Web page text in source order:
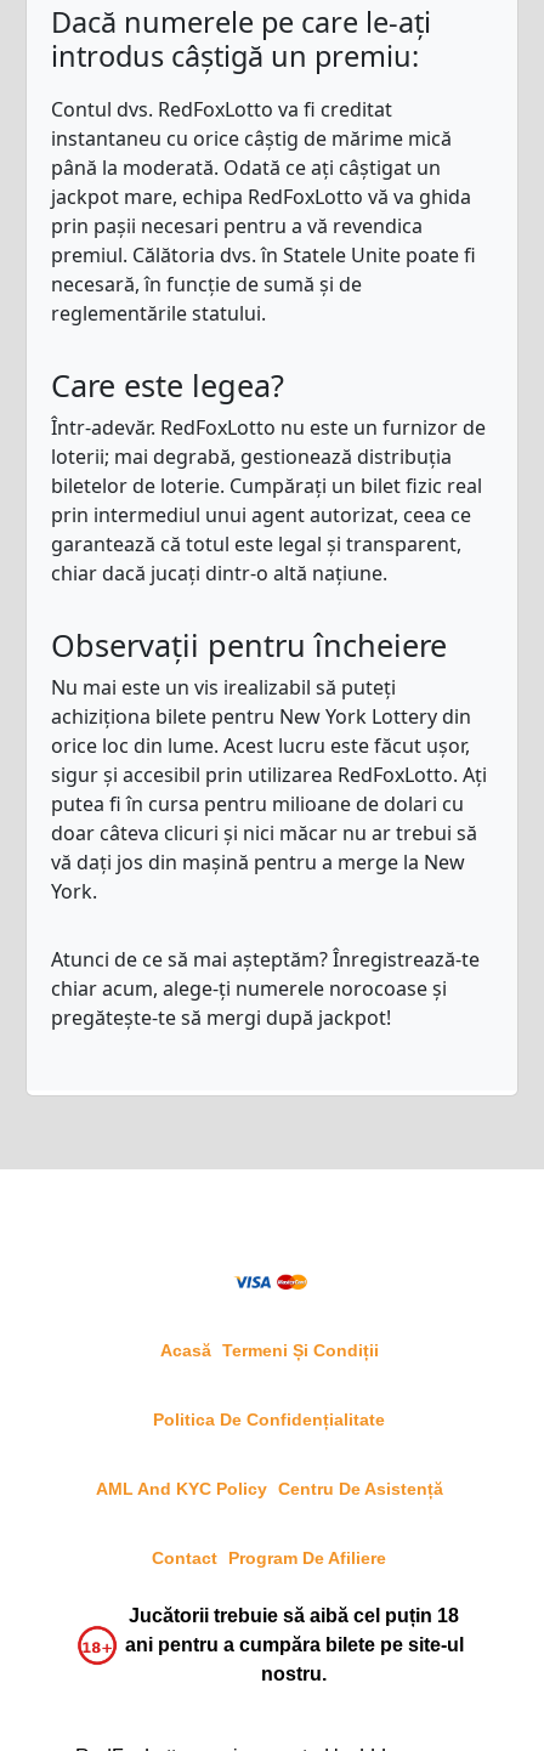
Dacă numerele pe care le-ați
introdus câștigă un premiu:
Contul dvs. RedFoxLotto va fi creditat
instantaneu cu orice câștig de mărime mică
până la moderată. Odată ce ați câștigat un
jackpot mare, echipa RedFoxLotto vă va ghida
prin pașii necesari pentru a vă revendica
premiul. Călătoria dvs. în Statele Unite poate fi
necesară, în funcție de sumă și de
reglementările statului.
Care este legea?
Într-adevăr. RedFoxLotto nu este un furnizor de
loterii; mai degrabă, gestionează distribuția
biletelor de loterie. Cumpărați un bilet fizic real
prin intermediul unui agent autorizat, ceea ce
garantează că totul este legal și transparent,
chiar dacă jucați dintr-o altă națiune.
Observații pentru încheiere
Nu mai este un vis irealizabil să puteți
achiziționa bilete pentru New York Lottery din
orice loc din lume. Acest lucru este făcut ușor,
sigur și accesibil prin utilizarea RedFoxLotto. Ați
putea fi în cursa pentru milioane de dolari cu
doar câteva clicuri și nici măcar nu ar trebui să
vă dați jos din mașină pentru a merge la New
York.
Atunci de ce să mai așteptăm? Înregistrează-te
chiar acum, alege-ți numerele norocoase și
pregătește-te să mergi după jackpot!
Acasă Termeni Și Condiții
Politica De Confidențialitate
AML And KYC Policy Centru De Asistență
Contact Program De Afiliere
Jucătorii trebuie să aibă cel puțin 18
ani pentru a cumpăra bilete pe site-ul
nostru.